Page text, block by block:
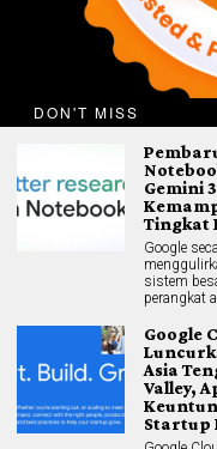
All rights reserved.
DON'T MISS
Gemini
Tingkat
Google
sistem
perangkat
Google
Asia
Valley,
Startup